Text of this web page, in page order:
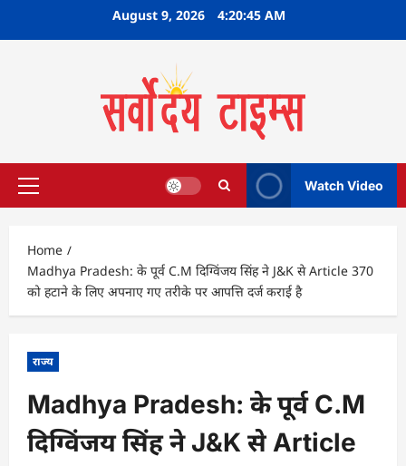
August 9, 2026 4:20:45 AM
Primary
Watch Video
Home
Madhya Pradesh: के पूर्व C.M दिग्विंजय सिंह ने J&K से Article 370
को हटाने के लिए अपनाए गए तरीके पर आपत्ति दर्ज कराई है
राज्य
Madhya Pradesh: के पूर्व C.M
दिग्विंजय सिंह ने J&K से Article